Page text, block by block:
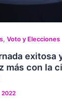
,Voto y Elecciones
exitosa
más con la
2022